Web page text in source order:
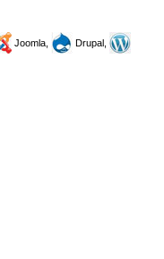
Joomla,
Drupal,